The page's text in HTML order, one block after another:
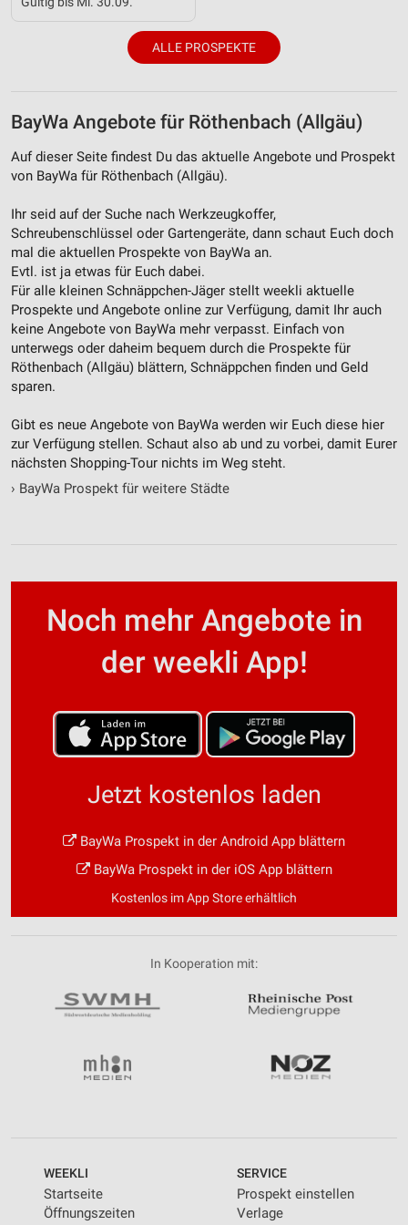
ALLE PROSPEKTE
BayWa Angebote für Röthenbach (Allgäu)
Auf dieser Seite findest Du das aktuelle Angebote und Prospekt
von BayWa für Röthenbach (Allgäu).
Ihr seid auf der Suche nach Werkzeugkoffer,
Schreubenschlüssel oder Gartengeräte, dann schaut Euch doch
mal die aktuellen Prospekte von BayWa an.
Evtl. ist ja etwas für Euch dabei.
Für alle kleinen Schnäppchen-Jäger stellt weekli aktuelle
Prospekte und Angebote online zur Verfügung, damit Ihr auch
keine Angebote von BayWa mehr verpasst. Einfach von
unterwegs oder daheim bequem durch die Prospekte für
Röthenbach (Allgäu) blättern, Schnäppchen finden und Geld
sparen.
Gibt es neue Angebote von BayWa werden wir Euch diese hier
zur Verfügung stellen. Schaut also ab und zu vorbei, damit Eurer
nächsten Shopping-Tour nichts im Weg steht.
› BayWa Prospekt für weitere Städte
Noch mehr Angebote in
der weekli App!
Jetzt kostenlos laden
BayWa Prospekt in der Android App blättern
BayWa Prospekt in der iOS App blättern
Kostenlos im App Store erhältlich
In Kooperation mit:
WEEKLI
Startseite
Öffnungszeiten
SERVICE
Prospekt einstellen
Verlage
Werbung